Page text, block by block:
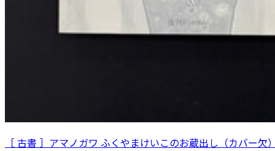
［ 古書 ］アマノガワ ふくやまけいこのお蔵出し（カバー欠